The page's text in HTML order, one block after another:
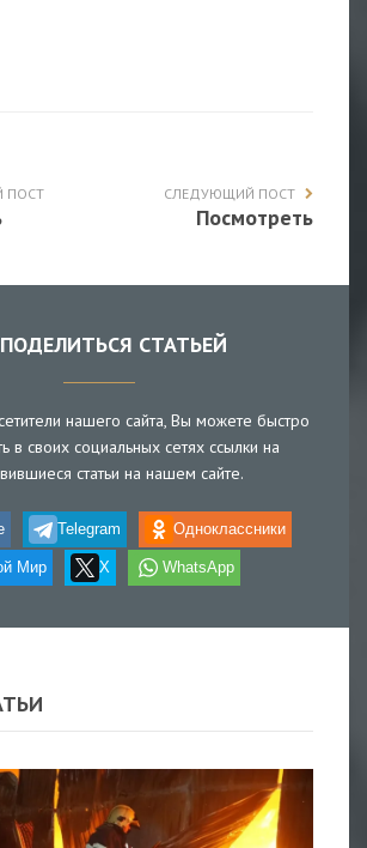
ПОСТ СЛЕДУЮЩИЙ ПОСТ
Посмотреть
СТАТЬЕЙ
нашего сайта, Вы можете быстро
в своих социальных сетях ссылки на
статьи на нашем сайте.
Telegram Одноклассники
Мир X WhatsApp